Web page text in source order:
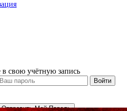
свою учётную запись